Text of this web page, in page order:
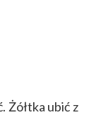
Żółtka ubić z